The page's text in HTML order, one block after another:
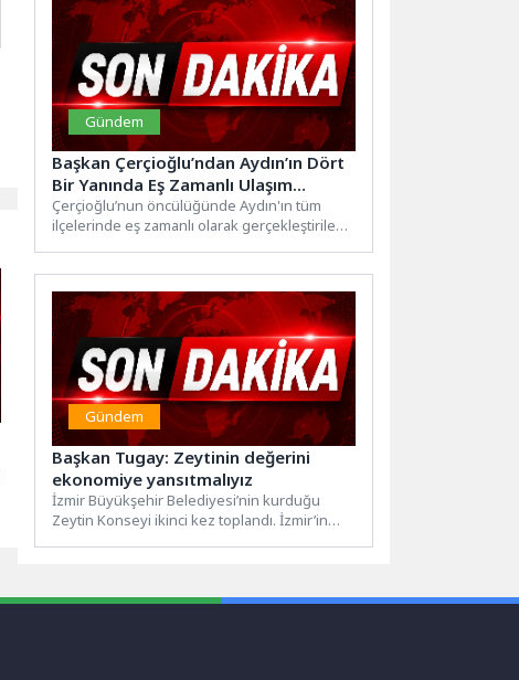
Gündem
Başkan Çerçioğlu’ndan Aydın’ın Dört
Bir Yanında Eş Zamanlı Ulaşım
Yatırımları
Çerçioğlu’nun öncülüğünde Aydın'ın tüm
ilçelerinde eş zamanlı olarak gerçekleştirilen
Gündem
Başkan Tugay: Zeytinin değerini
ekonomiye yansıtmalıyız
İzmir Büyükşehir Belediyesi’nin kurduğu
Zeytin Konseyi ikinci kez toplandı. İzmir’in